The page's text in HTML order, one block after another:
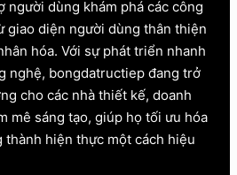
người dùng khám phá các công
giao diện người dùng thân thiện
hóa. Với sự phát triển nhanh
nghệ, bongdatructiep đang trở
cho các nhà thiết kế, doanh
mê sáng tạo, giúp họ tối ưu hóa
thành hiện thực một cách hiệu